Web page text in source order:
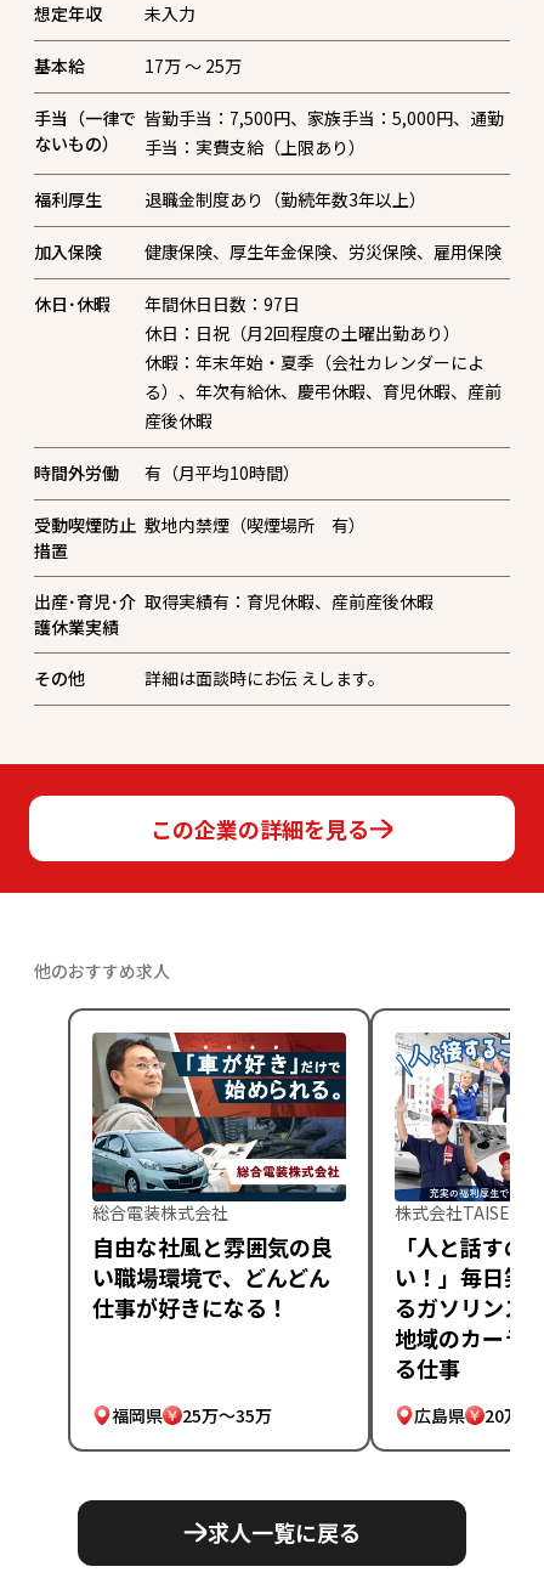
この企業の詳細を見る
想定年収 未入力
基本給 17万 〜 25万
手当（一律で
ないもの）
皆勤手当：7,500円、家族手当：5,000円、通勤
手当：実費支給（上限あり）
福利厚生 退職金制度あり（勤続年数3年以上）
加入保険 健康保険、厚生年金保険、労災保険、雇用保険
休日･休暇
年間休日日数：97日
休日：日祝（月2回程度の土曜出勤あり）
休暇：年末年始・夏季（会社カレンダーによ
る）、年次有給休、慶弔休暇、育児休暇、産前
産後休暇
時間外労働 有（月平均10時間）
受動喫煙防止
措置
敷地内禁煙（喫煙場所 有）
出産･育児･介
護休業実績
取得実績有：育児休暇、産前産後休暇
その他 詳細は面談時にお伝 えします。
他のおすすめ求人
総合電装株式会社
自由な社風と雰囲気の良
い職場環境で、どんどん
仕事が好きになる！
福岡県 25万～35万
株式会社TAISEI
「人と話すの
い！」毎日笑
るガソリンス
地域のカーラ
る仕事
広島県 20万～
求人一覧に戻る